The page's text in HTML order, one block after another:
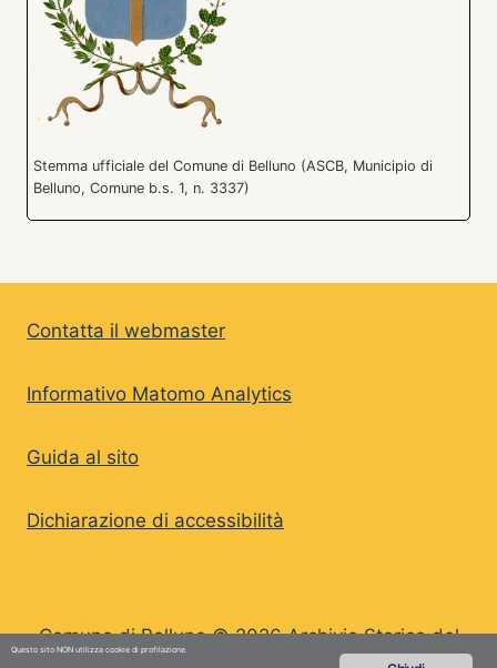
Stemma ufficiale del Comune di Belluno (ASCB, Municipio di
Belluno, Comune b.s. 1, n. 3337)
Contatta il webmaster
Informativo Matomo Analytics
Guida al sito
Dichiarazione di accessibilità
Comune di Belluno © 2026 Archivio Storico del
Questo sito NON utilizza cookie di profilazione.